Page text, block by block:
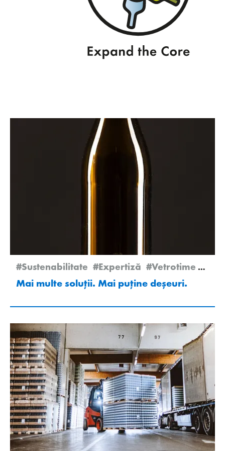
#Sustenabilitate #Expertiză #Vetrotime 2025
Mai multe soluţii. Mai puţine deșeuri.